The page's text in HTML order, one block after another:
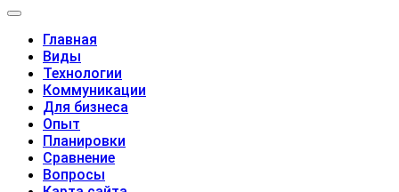
Главная
Виды
Технологии
Коммуникации
Для бизнеса
Опыт
Планировки
Сравнение
Вопросы